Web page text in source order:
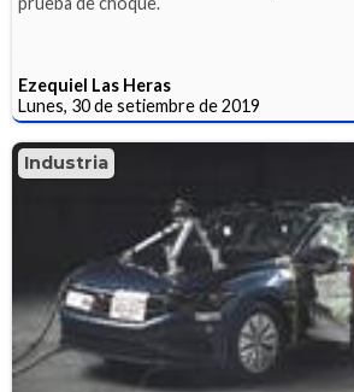
Ezequiel Las Heras
Lunes, 30 de setiembre de 2019
Industria